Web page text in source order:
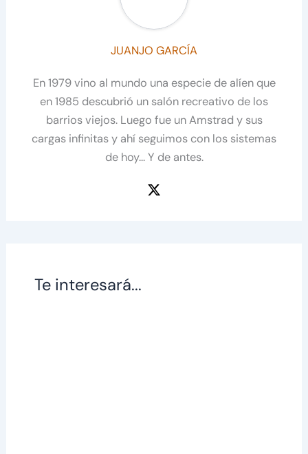
JUANJO GARCÍA
En 1979 vino al mundo una especie de alíen que
en 1985 descubrió un salón recreativo de los
barrios viejos. Luego fue un Amstrad y sus
cargas infinitas y ahí seguimos con los sistemas
de hoy... Y de antes.
Te interesará...